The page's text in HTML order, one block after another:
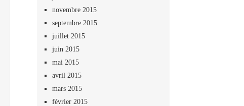
novembre 2015
septembre 2015
juillet 2015
juin 2015
mai 2015
avril 2015
mars 2015
février 2015